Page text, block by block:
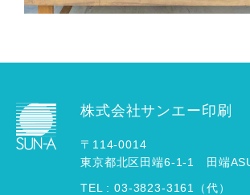
株式会社サンエー印刷
〒114-0014
東京都北区田端6-1-1 田端
TEL :03-3823-3161（代）